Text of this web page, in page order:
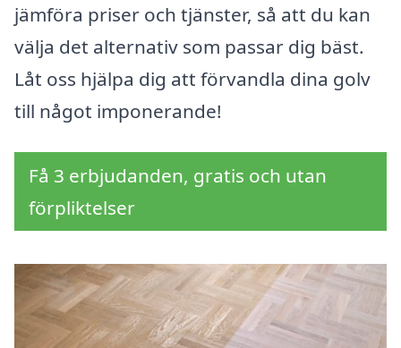
jämföra priser och tjänster, så att du kan
välja det alternativ som passar dig bäst.
Låt oss hjälpa dig att förvandla dina golv
till något imponerande!
Få 3 erbjudanden, gratis och utan
förpliktelser